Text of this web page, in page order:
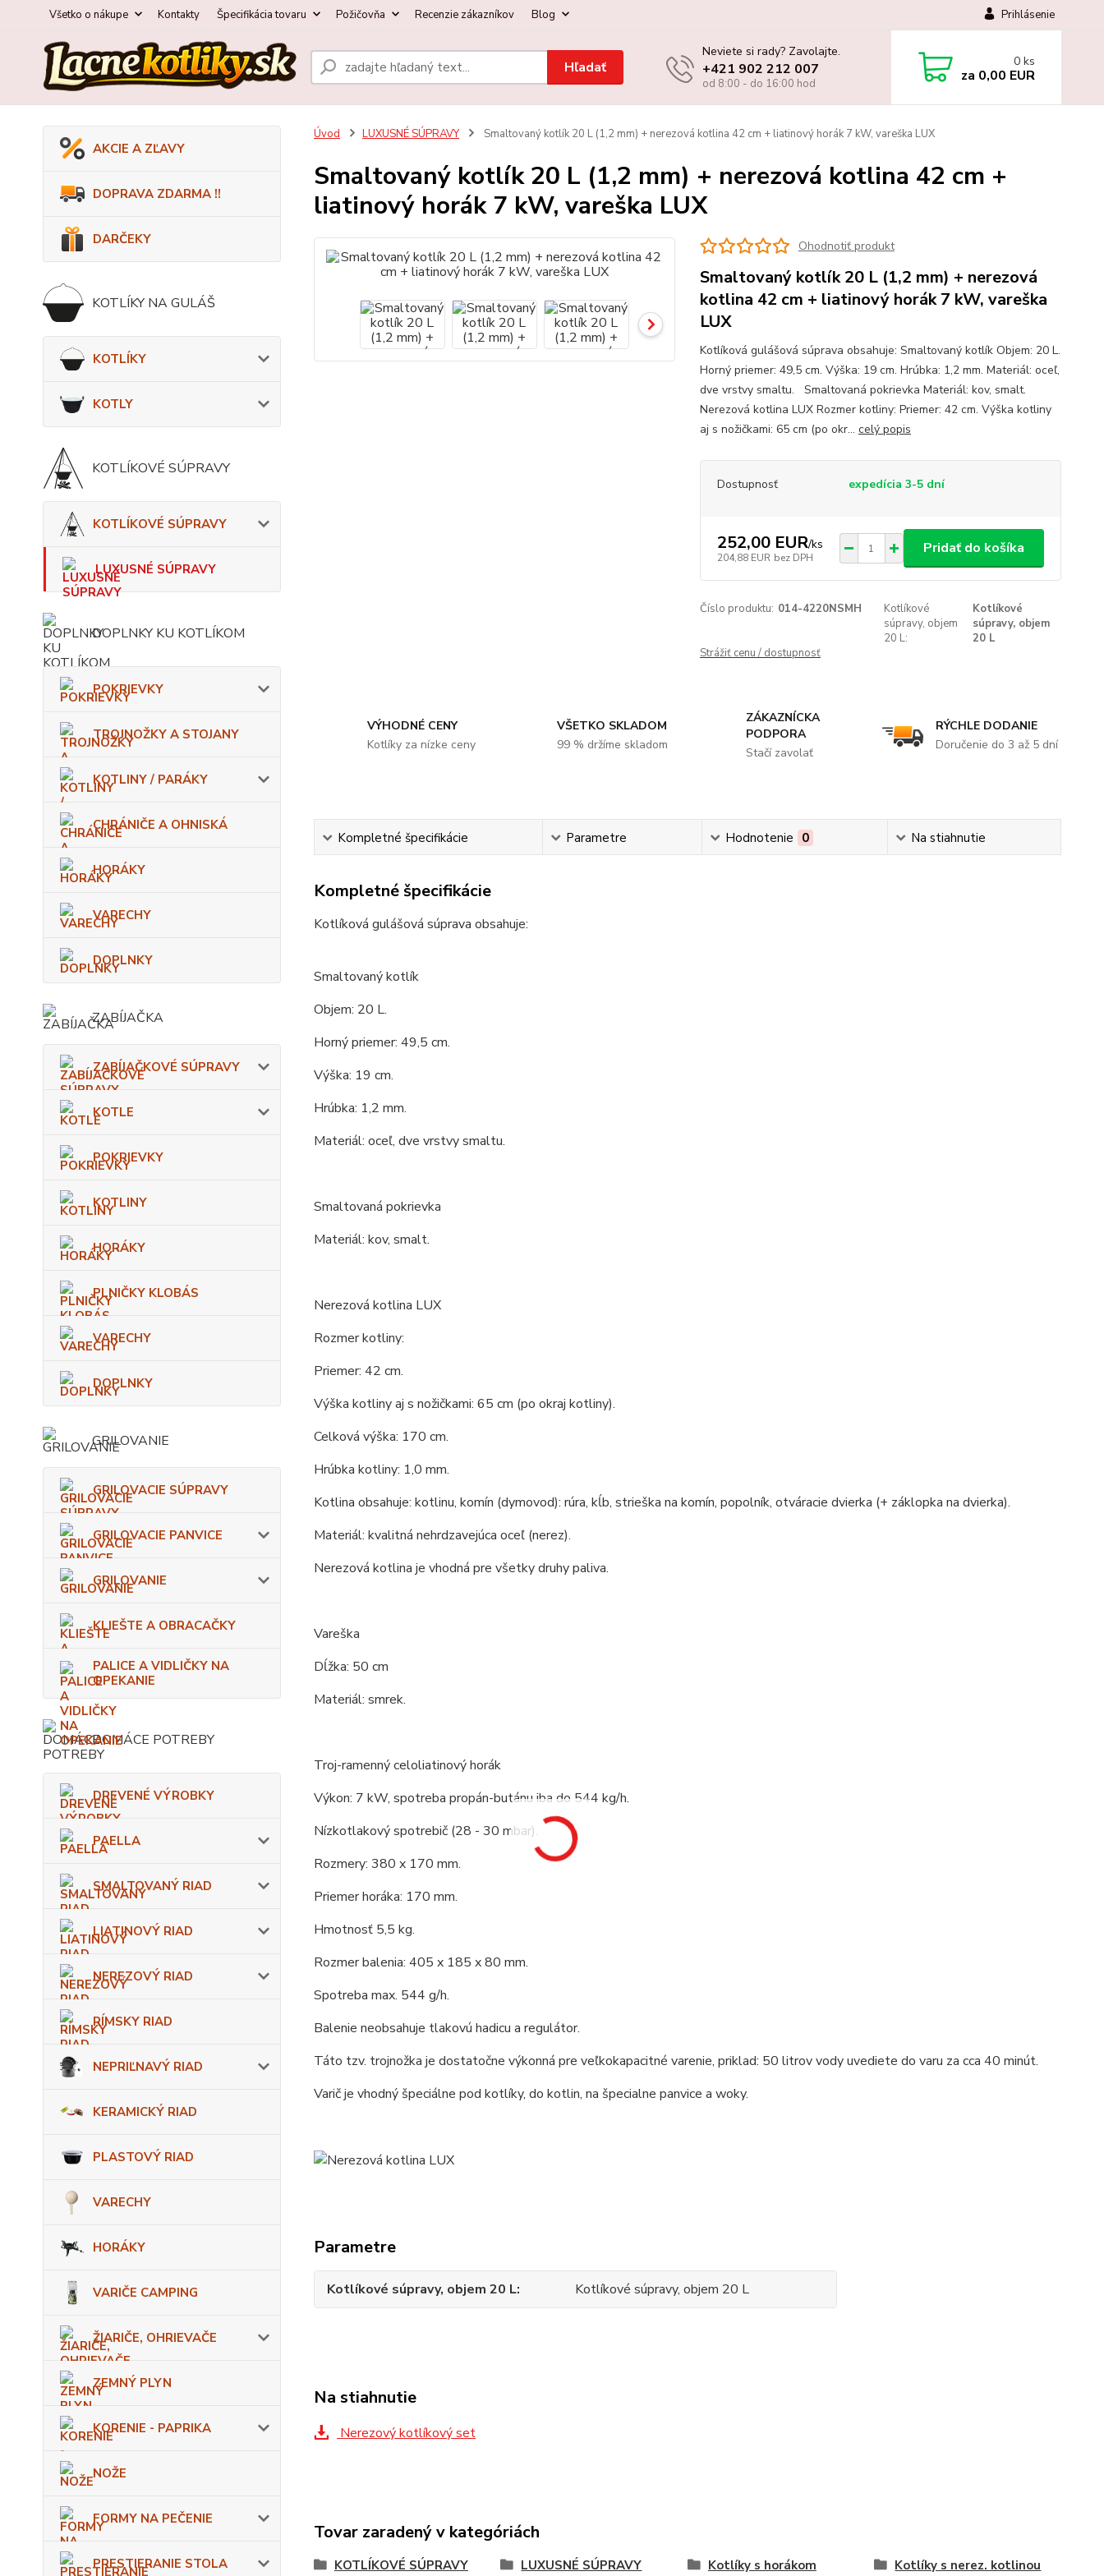
Všetko o nákupe Kontakty Špecifikácia tovaru Požičovňa Recenzie zákazníkov Blog Prihlásenie
Hľadať
Neviete si rady? Zavolajte.
+421 902 212 007
od 8:00 - do 16:00 hod
0 ks
za 0,00 EUR
AKCIE A ZĽAVY
DOPRAVA ZDARMA !!
DARČEKY
KOTLÍKY NA GULÁŠ
KOTLÍKY
KOTLY
KOTLÍKOVÉ SÚPRAVY
KOTLÍKOVÉ SÚPRAVY
LUXUSNÉ SÚPRAVY
DOPLNKY KU KOTLÍKOM
POKRIEVKY
TROJNOŽKY A STOJANY
KOTLINY / PARÁKY
CHRÁNIČE A OHNISKÁ
HORÁKY
VARECHY
DOPLNKY
ZABÍJAČKA
ZABÍJAČKOVÉ SÚPRAVY
KOTLE
POKRIEVKY
KOTLINY
HORÁKY
PLNIČKY KLOBÁS
VARECHY
DOPLNKY
GRILOVANIE
GRILOVACIE SÚPRAVY
GRILOVACIE PANVICE
GRILOVANIE
KLIEŠTE A OBRACAČKY
PALICE A VIDLIČKY NA
OPEKANIE
DOMÁCE POTREBY
DREVENÉ VÝROBKY
PAELLA
SMALTOVANÝ RIAD
LIATINOVÝ RIAD
NEREZOVÝ RIAD
RÍMSKY RIAD
NEPRIĽNAVÝ RIAD
KERAMICKÝ RIAD
PLASTOVÝ RIAD
VARECHY
HORÁKY
VARIČE CAMPING
ŽIARIČE, OHRIEVAČE
ZEMNÝ PLYN
KORENIE - PAPRIKA
NOŽE
FORMY NA PEČENIE
PRESTIERANIE STOLA
Úvod LUXUSNÉ SÚPRAVY Smaltovaný kotlík 20 L (1,2 mm) + nerezová kotlina 42 cm + liatinový horák 7 kW, vareška LUX
Smaltovaný kotlík 20 L (1,2 mm) + nerezová kotlina 42 cm +
liatinový horák 7 kW, vareška LUX
Ohodnotiť produkt
Smaltovaný kotlík 20 L (1,2 mm) + nerezová
kotlina 42 cm + liatinový horák 7 kW, vareška
LUX
Kotlíková gulášová súprava obsahuje: Smaltovaný kotlík Objem: 20 L.
Horný priemer: 49,5 cm. Výška: 19 cm. Hrúbka: 1,2 mm. Materiál: oceľ,
dve vrstvy smaltu. Smaltovaná pokrievka Materiál: kov, smalt.
Nerezová kotlina LUX Rozmer kotliny: Priemer: 42 cm. Výška kotliny
aj s nožičkami: 65 cm (po okr... celý popis
Dostupnosť expedícia 3-5 dní
252,00 EUR/ks
204,88 EUR bez DPH
Pridať do košíka
Číslo produktu: 014-4220NSMH
Kotlíkové
súpravy, objem
20 L:
Kotlíkové
súpravy, objem
20 L
Strážiť cenu / dostupnosť
VÝHODNÉ CENY
Kotlíky za nízke ceny
VŠETKO SKLADOM
99 % držíme skladom
ZÁKAZNÍCKA
PODPORA
Stačí zavolať
RÝCHLE DODANIE
Doručenie do 3 až 5 dní
Kompletné špecifikácie Parametre Hodnotenie 0 Na stiahnutie
Kompletné špecifikácie
Kotlíková gulášová súprava obsahuje:
Smaltovaný kotlík
Objem: 20 L.
Horný priemer: 49,5 cm.
Výška: 19 cm.
Hrúbka: 1,2 mm.
Materiál: oceľ, dve vrstvy smaltu.
Smaltovaná pokrievka
Materiál: kov, smalt.
Nerezová kotlina LUX
Rozmer kotliny:
Priemer: 42 cm.
Výška kotliny aj s nožičkami: 65 cm (po okraj kotliny).
Celková výška: 170 cm.
Hrúbka kotliny: 1,0 mm.
Kotlina obsahuje: kotlinu, komín (dymovod): rúra, kĺb, strieška na komín, popolník, otváracie dvierka (+ záklopka na dvierka).
Materiál: kvalitná nehrdzavejúca oceľ (nerez).
Nerezová kotlina je vhodná pre všetky druhy paliva.
Vareška
Dĺžka: 50 cm
Materiál: smrek.
Troj-ramenný celoliatinový horák
Výkon: 7 kW, spotreba propán-butánu iba do 544 kg/h.
Nízkotlakový spotrebič (28 - 30 mbar).
Rozmery: 380 x 170 mm.
Priemer horáka: 170 mm.
Hmotnosť 5,5 kg.
Rozmer balenia: 405 x 185 x 80 mm.
Spotreba max. 544 g/h.
Balenie neobsahuje tlakovú hadicu a regulátor.
Táto tzv. trojnožka je dostatočne výkonná pre veľkokapacitné varenie, priklad: 50 litrov vody uvediete do varu za cca 40 minút.
Varič je vhodný špeciálne pod kotlíky, do kotlin, na špecialne panvice a woky.
Parametre
Kotlíkové súpravy, objem 20 L Kotlíkové súpravy, objem 20 L
Na stiahnutie
Nerezový kotlíkový set
Tovar zaradený v kategóriách
KOTLÍKOVÉ SÚPRAVY LUXUSNÉ SÚPRAVY Kotlíky s horákom
Kotlíky s nerez. kotlinou